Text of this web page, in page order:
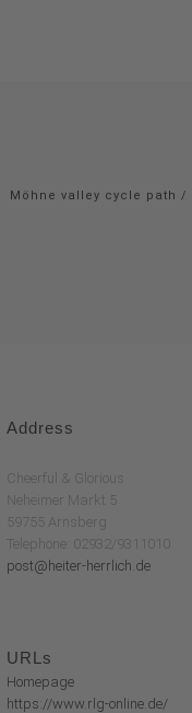
Möhne valley cycle path /
Address
Cheerful & Glorious
Neheimer Markt 5
59755 Arnsberg
Telephone: 02932/9311010
post@heiter-herrlich.de
URLs
Homepage
https://www.rlg-online.de/